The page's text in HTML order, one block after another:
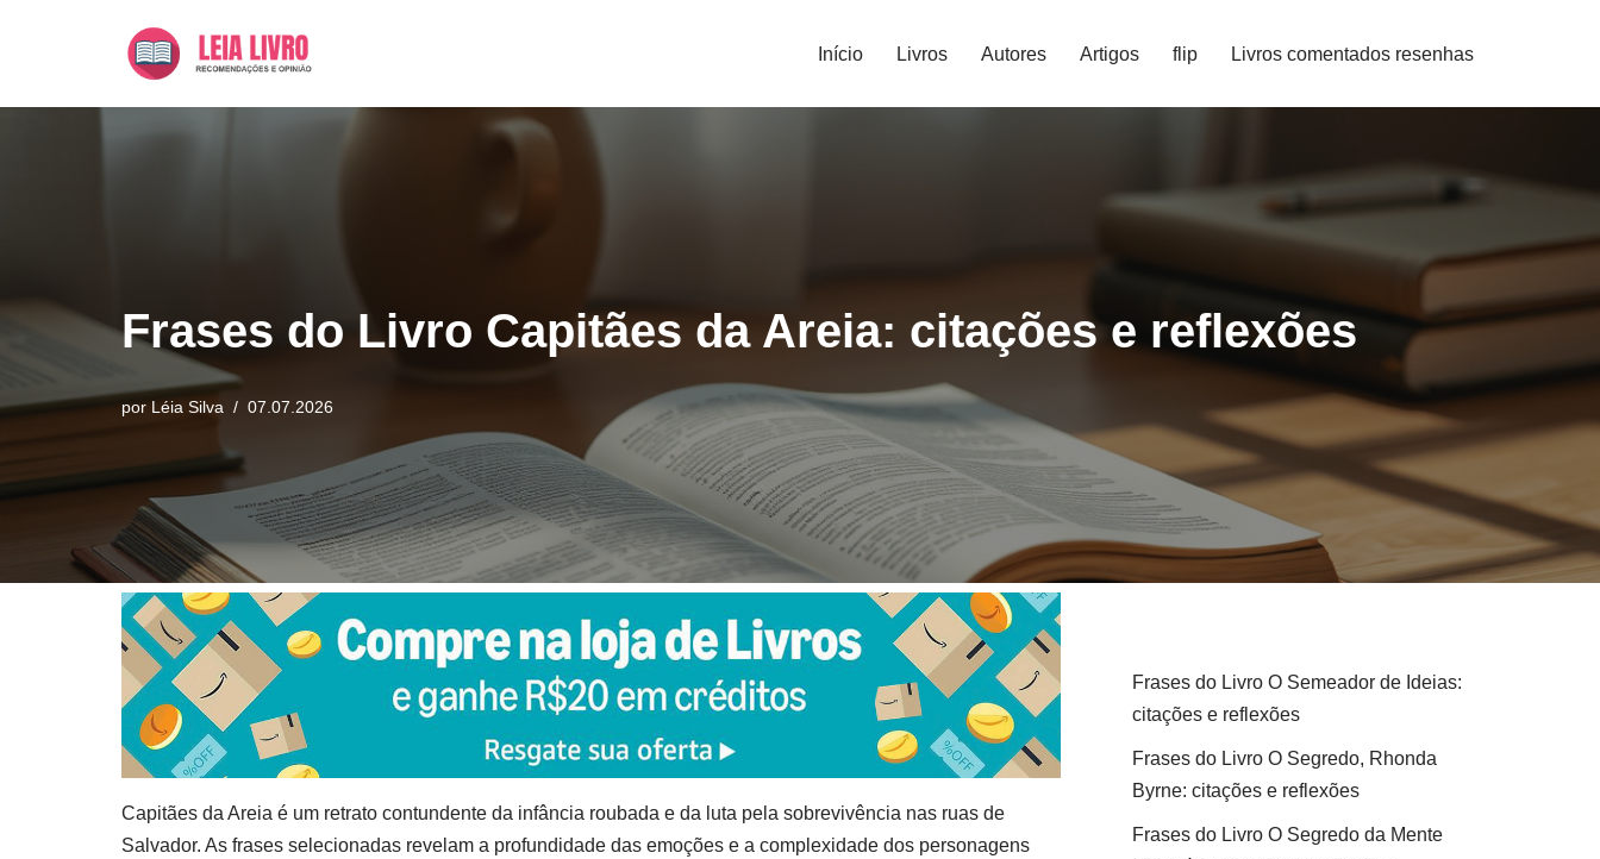
Início Livros Autores Artigos flip Livros comentados resenhas
Frases do Livro Capitães da Areia: citações e reflexões
por Léia Silva 07.07.2026
Capitães da Areia é um retrato contundente da infância roubada e da luta pela sobrevivência nas ruas de
Salvador. As frases selecionadas revelam a profundidade das emoções e a complexidade dos personagens
Frases do Livro O Semeador de Ideias:
citações e reflexões
Frases do Livro O Segredo, Rhonda
Byrne: citações e reflexões
Frases do Livro O Segredo da Mente